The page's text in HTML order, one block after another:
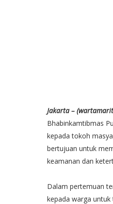
Jakarta –
Bhabinkamtibmas
kepada tokoh
bertujuan untuk
keamanan dan
Dalam pertemuan
kepada warga